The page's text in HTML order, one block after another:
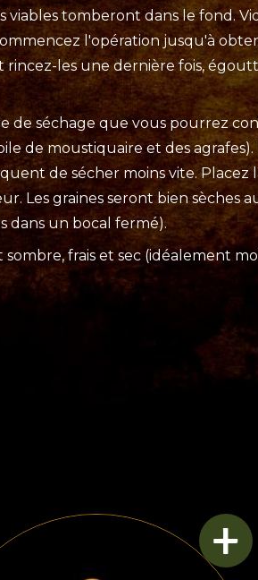
viables tomberont dans le fond.
l'opération jusqu'à
rincez-les une dernière fois,
de séchage que vous pourrez
de moustiquaire et des agrafes).
de sécher moins vite. Placez
Les graines seront bien sèches
dans un bocal fermé).
frais et sec (idéalement
+